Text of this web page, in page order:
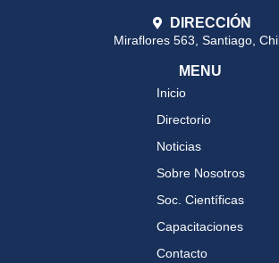
DIRECCIÓN
Miraflores 563, Santiago,
MENU
Inicio
Directorio
Noticias
Sobre Nosotros
Soc. Científicas
Capacitaciones
Contacto